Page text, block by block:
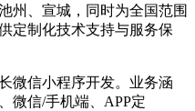
州、宣城，同时为全国范围
定制化技术支持与服务保
微信小程序开发。业务涵
微信/手机端、APP定